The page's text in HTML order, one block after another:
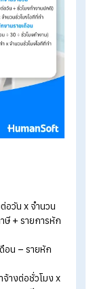
ำนวณพื้นฐ
หล่านี้ต้องใช้ในการ